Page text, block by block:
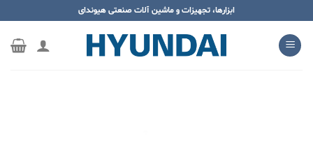
محتوا
بروید
ابزارها، تجهیزات و ماشین آلات صنعتی هیوندای